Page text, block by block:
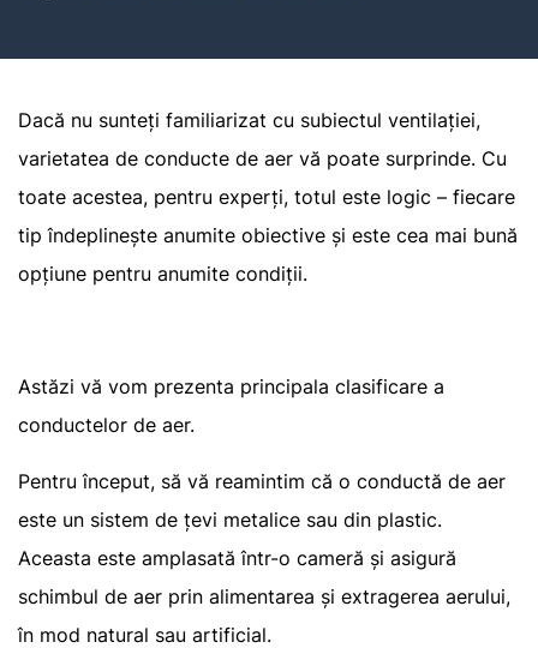
Dacă nu sunteți familiarizat cu subiectul ventilației,
varietatea de conducte de aer vă poate surprinde. Cu
toate acestea, pentru experți, totul este logic – fiecare
tip îndeplinește anumite obiective și este cea mai bună
opțiune pentru anumite condiții.
Astăzi vă vom prezenta principala clasificare a
conductelor de aer.
Pentru început, să vă reamintim că o conductă de aer
este un sistem de țevi metalice sau din plastic.
Aceasta este amplasată într-o cameră și asigură
schimbul de aer prin alimentarea și extragerea aerului,
în mod natural sau artificial.